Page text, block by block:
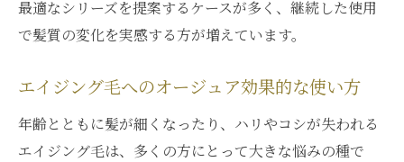
最適なシリーズを提案するケースが多く、継続した使用
で髪質の変化を実感する方が増えています。
エイジング毛へのオージュア効果的な使い方
年齢とともに髪が細くなったり、ハリやコシが失われる
エイジング毛は、多くの方にとって大きな悩みの種で